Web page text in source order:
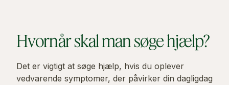
Hvornår skal man søge hjælp?
Det er vigtigt at søge hjælp, hvis du oplever
vedvarende symptomer, der påvirker din dagligdag